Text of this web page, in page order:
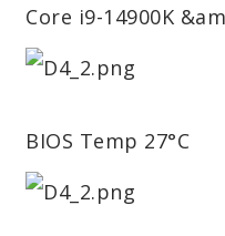
Core i9-14900K
BIOS Temp 27°C